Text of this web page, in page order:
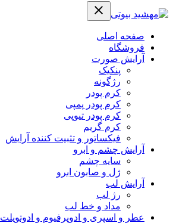
صفحه اصلی
فروشگاه
آرایش صورت
پنکیک
رژگونه
کرم پودر
کرم پودر پمپی
کرم پودر تیوپی
کرم گریم
فیکساتور و تثبیت کننده آرایش
آرایش چشم و ابرو
سایه چشم
ژل و صابون ابرو
آرایش لب
رژ لب
مداد و خط لب
عطر و اسپری و ادوپرفیوم و ادوتویلت